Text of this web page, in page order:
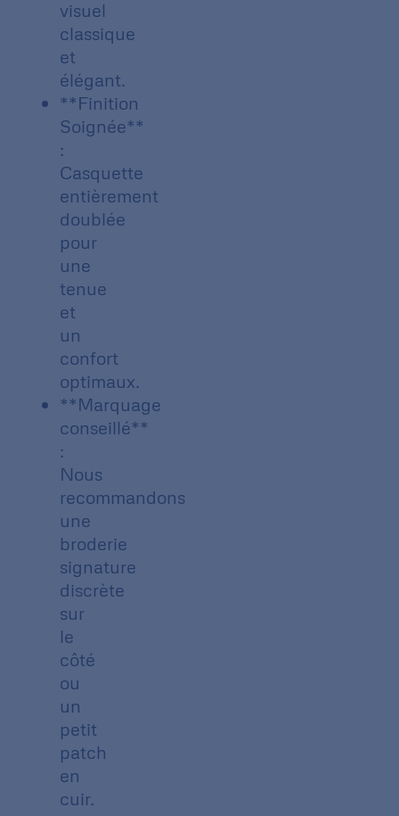
visuel
classique
et
élégant.
**Finition
Soignée**
:
Casquette
entièrement
doublée
pour
une
tenue
et
un
confort
optimaux.
**Marquage
conseillé**
:
Nous
recommandons
une
broderie
signature
discrète
sur
le
côté
ou
un
petit
patch
en
cuir.